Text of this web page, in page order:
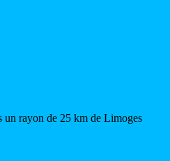
un rayon de 25 km de Limoges